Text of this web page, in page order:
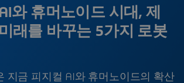
와 휴머노이드 시대, 제
래를 바꾸는 5가지 로봇
지금 피지컬 AI와 휴머노이드의 확산